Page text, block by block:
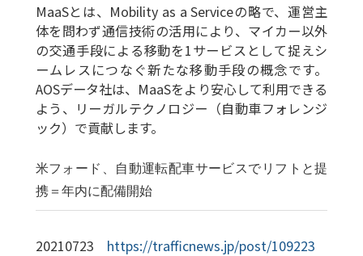
MaaSとは、Mobility as a Serviceの略で、運営主
体を問わず通信技術の活用により、マイカー以外
の交通手段による移動を1サービスとして捉えシ
ームレスにつなぐ新たな移動手段の概念です。
AOSデータ社は、MaaSをより安心して利用できる
よう、リーガルテクノロジー（自動車フォレンジ
ック）で貢献します。
米フォード、自動運転配車サービスでリフトと提
携＝年内に配備開始
20210723 https://trafficnews.jp/post/109223